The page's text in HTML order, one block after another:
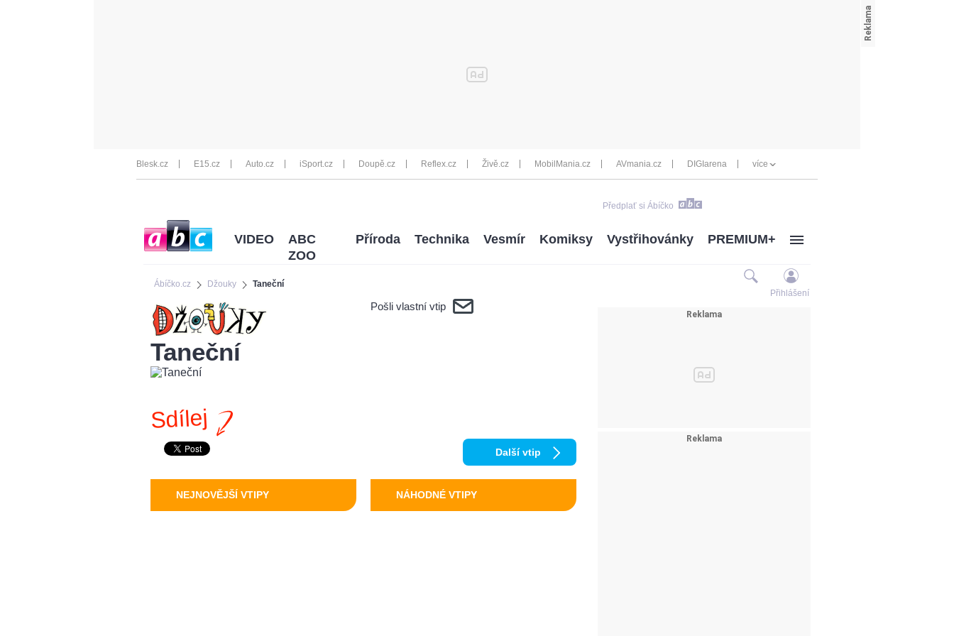
Blesk.cz E15.cz Auto.cz iSport.cz Doupě.cz Reflex.cz Živě.cz MobilMania.cz AVmania.cz DIGIarena více
Předplať si Ábíčko
Ábíčko.cz Džouky Taneční
VIDEO
ABC
ZOO
Příroda Technika Vesmír Komiksy Vystřihovánky PREMIUM+
Přihlášení
Pošli vlastní vtip
Taneční
Sdílej
Další vtip
NEJNOVĚJŠÍ VTIPY NÁHODNÉ VTIPY